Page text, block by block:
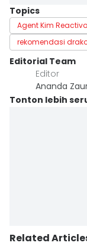
Topics
Agent Kim
rekomendasi
Editorial Team
Editor
Ananda
Tonton lebih
Related